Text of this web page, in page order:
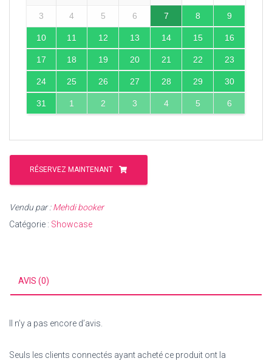
3 4 5 6 7 8 9
10 11 12 13 14 15 16
17 18 19 20 21 22 23
24 25 26 27 28 29 30
31 1 2 3 4 5 6
RÉSERVEZ MAINTENANT
Vendu par :Mehdi booker
Catégorie : Showcase
AVIS (0)
Il n’y a pas encore d’avis.
Seuls les clients connectés ayant acheté ce produit ont la